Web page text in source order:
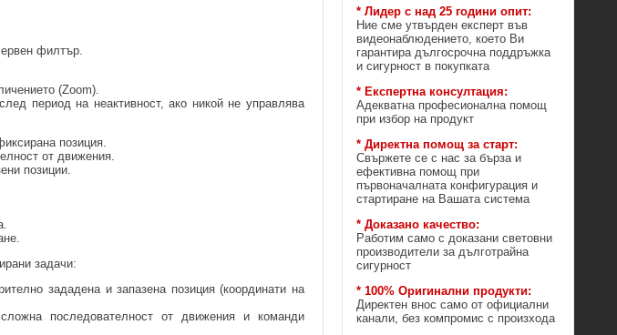
филтър.
(Zoom).
период на неактивност, ако никой не управлява
позиция.
от движения.
позиции.
задачи:
зададена и запазена позиция (координати на
последователност от движения и команди
* Лидер с над 25 години опит:
Ние сме утвърден експерт във
видеонаблюдението, което Ви
гарантира дългосрочна поддръжка
и сигурност в покупката
* Експертна консултация:
Адекватна професионална помощ
при избор на продукт
* Директна помощ за старт:
Свържете се с нас за бърза и
ефективна помощ при
първоначалната конфигурация и
стартиране на Вашата система
* Доказано качество:
Работим само с доказани световни
производители за дълготрайна
сигурност
* 100% Оригинални продукти:
Директен внос само от официални
канали, без компромис с произхода